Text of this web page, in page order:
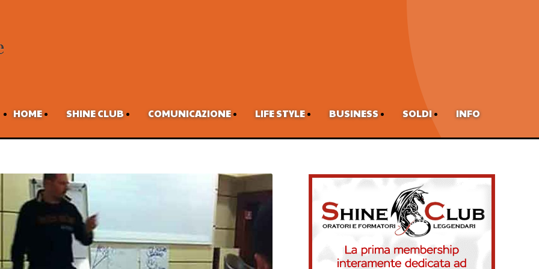
HOME SHINE CLUB COMUNICAZIONE LIFE STYLE BUSINESS SOLDI INFO